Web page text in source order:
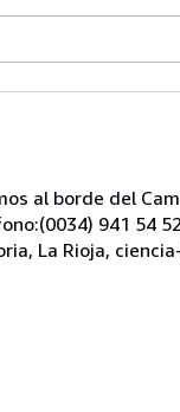
al borde del
941 54
La Rioja,